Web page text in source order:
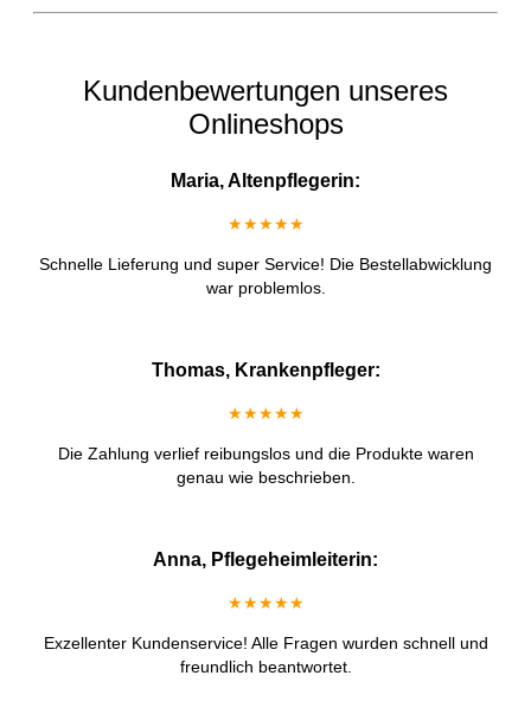
Kundenbewertungen unseres
Onlineshops
Maria, Altenpflegerin:
★★★★★
Schnelle Lieferung und super Service! Die Bestellabwicklung
war problemlos.
Thomas, Krankenpfleger:
★★★★★
Die Zahlung verlief reibungslos und die Produkte waren
genau wie beschrieben.
Anna, Pflegeheimleiterin:
★★★★★
Exzellenter Kundenservice! Alle Fragen wurden schnell und
freundlich beantwortet.